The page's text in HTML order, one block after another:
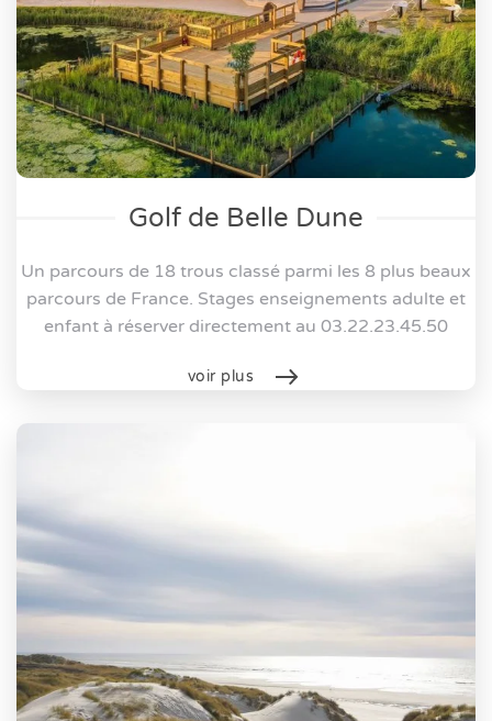
Golf de Belle Dune
Un parcours de 18 trous classé parmi les 8 plus beaux
parcours de France. Stages enseignements adulte et
enfant à réserver directement au 03.22.23.45.50
voir plus